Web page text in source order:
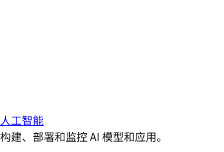
人工智能
构建、部署和监控 AI 模型和应用。